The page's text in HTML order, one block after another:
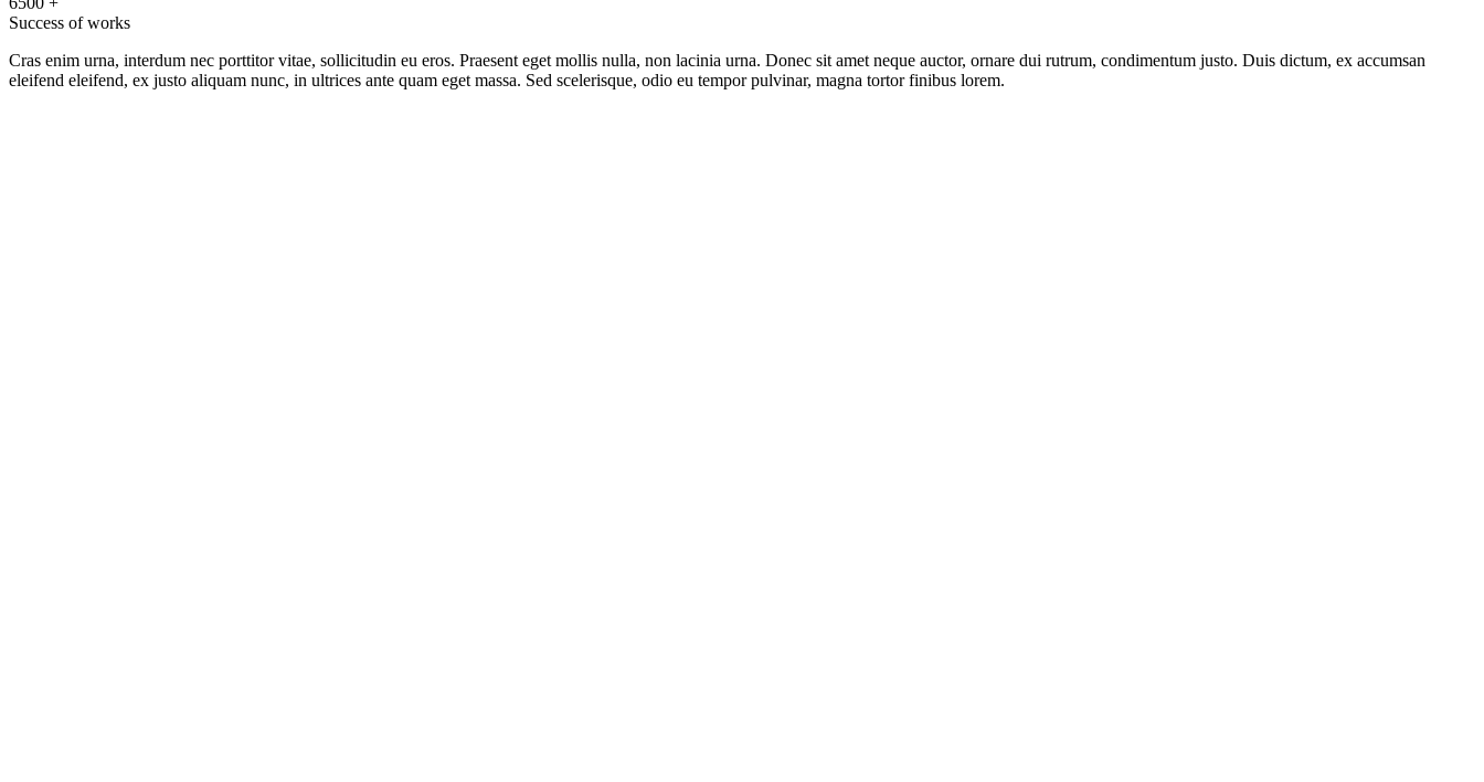
Success of works
Cras enim urna, interdum nec porttitor vitae, sollicitudin eu eros. Praesent eget mollis nulla, non lacinia urna. Donec sit amet neque auctor, ornare dui rutrum, condimentum justo. Duis dictum, ex accumsan
eleifend eleifend, ex justo aliquam nunc, in ultrices ante quam eget massa. Sed scelerisque, odio eu tempor pulvinar, magna tortor finibus lorem.